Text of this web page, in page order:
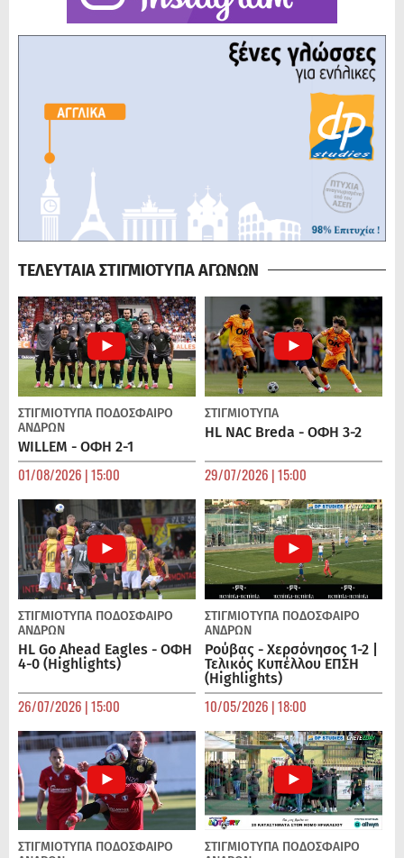
ΤΕΛΕΥΤΑΙΑ ΣΤΙΓΜΙΟΤΥΠΑ ΑΓΩΝΩΝ
ΣΤΙΓΜΙΟΤΥΠΑ ΠΟΔΌΣΦΑΙΡΟ
ΑΝΔΡΏΝ
WILLEM - ΟΦΗ 2-1
01/08/2026 | 15:00
ΣΤΙΓΜΙΟΤΥΠΑ
HL NAC Breda - ΟΦΗ 3-2
29/07/2026 | 15:00
ΣΤΙΓΜΙΟΤΥΠΑ ΠΟΔΌΣΦΑΙΡΟ
ΑΝΔΡΏΝ
HL Go Ahead Eagles - ΟΦΗ
4-0 (Highlights)
26/07/2026 | 15:00
ΣΤΙΓΜΙΟΤΥΠΑ ΠΟΔΌΣΦΑΙΡΟ
ΑΝΔΡΏΝ
Ρούβας - Χερσόνησος 1-2 |
Τελικός Κυπέλλου ΕΠΣΗ
(Highlights)
10/05/2026 | 18:00
ΣΤΙΓΜΙΟΤΥΠΑ ΠΟΔΌΣΦΑΙΡΟ
ΣΤΙΓΜΙΟΤΥΠΑ ΠΟΔΌΣΦΑΙΡΟ